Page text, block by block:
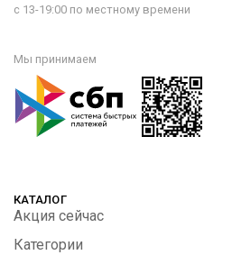
с 13-19:00 по местному времени
Мы принимаем
КАТАЛОГ
Акция сейчас
Категории